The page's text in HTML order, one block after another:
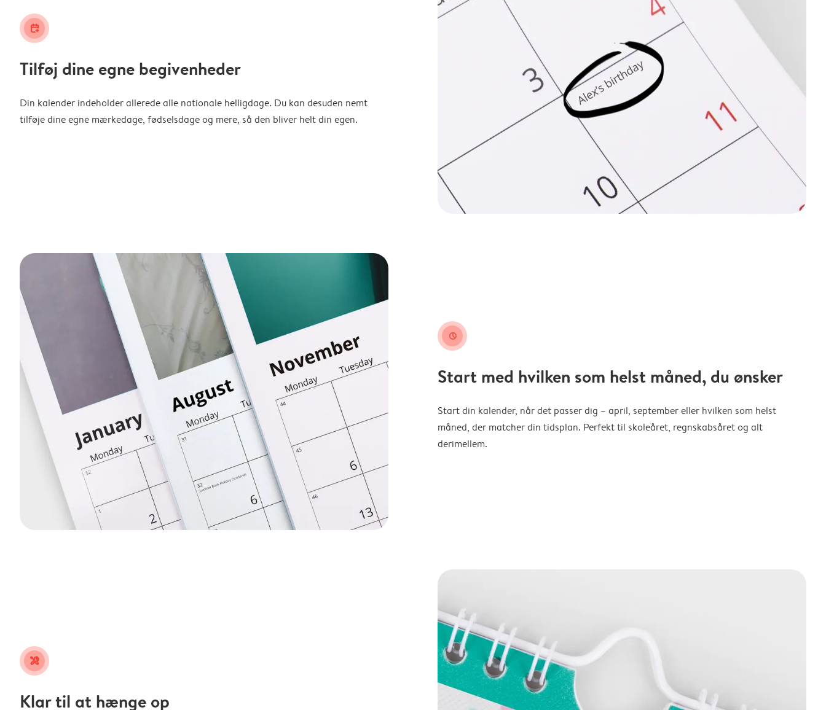
calendar_plus
Tilføj dine egne begivenheder
Din kalender indeholder allerede alle nationale helligdage. Du kan desuden nemt
tilføje dine egne mærkedage, fødselsdage og mere, så den bliver helt din egen.
clock
Start med hvilken som helst måned, du ønsker
Start din kalender, når det passer dig – april, september eller hvilken som helst
måned, der matcher din tidsplan. Perfekt til skoleåret, regnskabsåret og alt
derimellem.
tools
Klar til at hænge op